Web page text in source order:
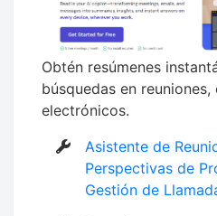
Obtén resúmenes
búsquedas en
electrónicos.
Asistente de
Perspectivas de
Gestión de